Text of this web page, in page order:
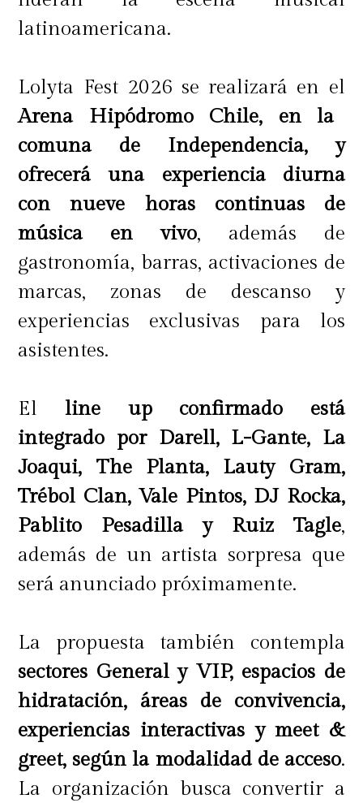
temporada,Palettas invita a
invierno con una propuesta donde
el sabor, la creatividad y la
entretención se combinan para
crear momentos felicese
inolvidables junto a quienes más
queremos.
latinoamericana.
Lolyta Fest 2026 se realizará en el
Arena Hipódromo Chile, en la
comuna de Independencia, y
ofrecerá una experiencia diurna
con nueve horas continuas de
música en vivo, además de
gastronomía, barras, activaciones de
marcas, zonas de descanso y
experiencias exclusivas para los
asistentes.
El line up confirmado está
integrado por Darell, L-Gante, La
Joaqui, The Planta, Lauty Gram,
Trébol Clan, Vale Pintos, DJ Rocka,
Pablito Pesadilla y Ruiz Tagle,
además de un artista sorpresa que
será anunciado próximamente.
La propuesta también contempla
sectores General y VIP, espacios de
hidratación, áreas de convivencia,
experiencias interactivas y meet &
greet, según la modalidad de acceso.
La organización busca convertir a